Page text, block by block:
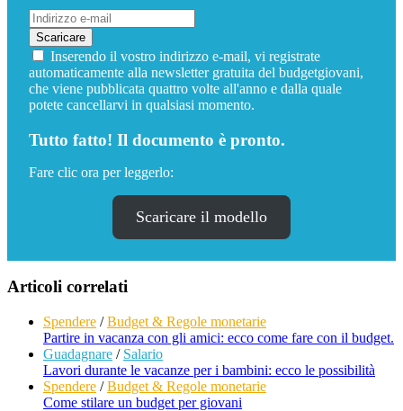
Inserendo il vostro indirizzo e-mail, vi registrate
automaticamente alla newsletter gratuita del budgetgiovani,
che viene pubblicata quattro volte all'anno e dalla quale
potete cancellarvi in qualsiasi momento.
Tutto fatto! Il documento è pronto.
Fare clic ora per leggerlo:
Scaricare il modello
Articoli correlati
Spendere /Budget & Regole monetarie
Partire in vacanza con gli amici: ecco come fare con il budget.
Guadagnare / Salario
Lavori durante le vacanze per i bambini: ecco le possibilità
Spendere /Budget & Regole monetarie
Come stilare un budget per giovani